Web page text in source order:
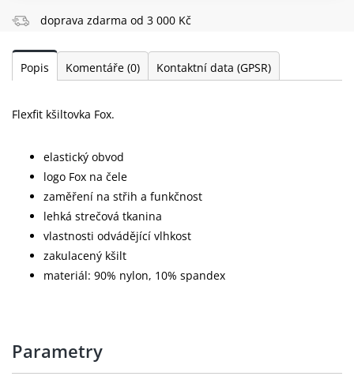
doprava zdarma od 3 000 Kč
Popis Komentáře (0) Kontaktní data (GPSR)
Flexfit kšiltovka Fox.
elastický obvod
logo Fox na čele
zaměření na střih a funkčnost
lehká strečová tkanina
vlastnosti odvádějící vlhkost
zakulacený kšilt
materiál: 90% nylon, 10% spandex
Parametry